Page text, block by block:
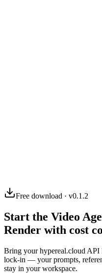
Free download · v0.1.2
Start the Video
Render with cost
Bring your hypereal.cloud API
lock-in — your prompts,
stay in your workspace.